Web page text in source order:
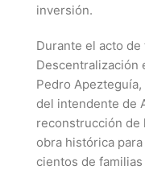
inversión.
Durante el acto
Descentralización
Pedro
del intendente de
reconstrucción de
obra histórica
cientos de